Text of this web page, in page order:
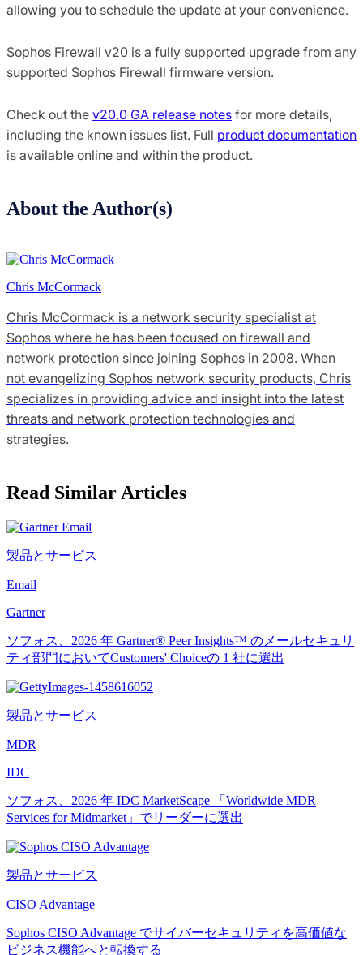
allowing you to schedule the update at your convenience.
Sophos Firewall v20 is a fully supported upgrade from any
supported Sophos Firewall firmware version.
Check out the v20.0 GA release notes for more details,
including the known issues list. Full product documentation
is available online and within the product.
About the Author(s)
Chris McCormack
Chris McCormack is a network security specialist at
Sophos where he has been focused on firewall and
network protection since joining Sophos in 2008. When
not evangelizing Sophos network security products, Chris
specializes in providing advice and insight into the latest
threats and network protection technologies and
strategies.
Read Similar Articles
製品とサービス
Email
Gartner
ソフォス、2026 年 Gartner® Peer Insights™ のメールセキュリ
ティ部門においてCustomers' Choiceの 1 社に選出
製品とサービス
MDR
IDC
ソフォス、2026 年 IDC MarketScape 「Worldwide MDR
Services for Midmarket」でリーダーに選出
製品とサービス
CISO Advantage
Sophos CISO Advantage でサイバーセキュリティを高価値な
ビジネス機能へと転換する